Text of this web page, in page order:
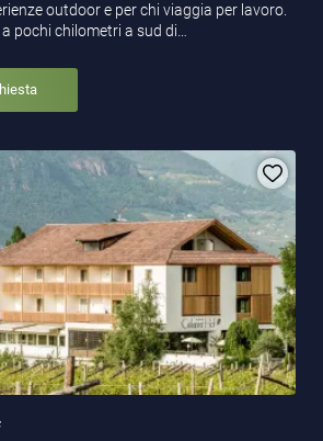
outdoor e per chi viaggia per lavoro.
pochi chilometri a sud di…